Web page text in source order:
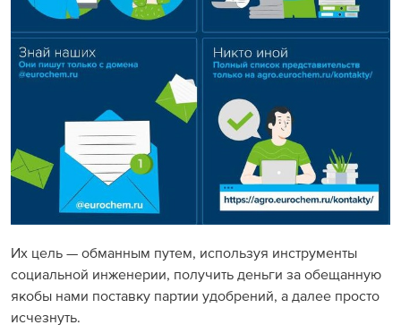
Их цель — обманным путем, используя инструменты
социальной инженерии, получить деньги за обещанную
якобы нами поставку партии удобрений, а далее просто
исчезнуть.